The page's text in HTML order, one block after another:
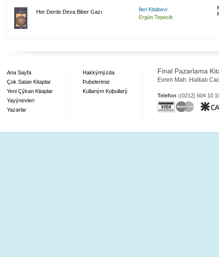
Her Derde Deva Biber Gazı
İleri Kitabevi
Ergün Tepecik
Ana Sayfa
Çok Satan Kitaplar
Yeni Çýkan Kitaplar
Yayýnevleri
Yazarlar
Hakkýmýzda
Þubelerimiz
Kullaným Koþullarý
Final Pazarlama
Evren Mah. Halkalı
Telefon :(0212) 604 10